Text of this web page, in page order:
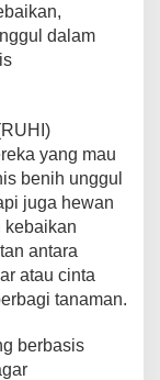
dalam
yang mau
benih unggul
juga hewan
kebaikan
antara
atau cinta
tanaman.
berbasis